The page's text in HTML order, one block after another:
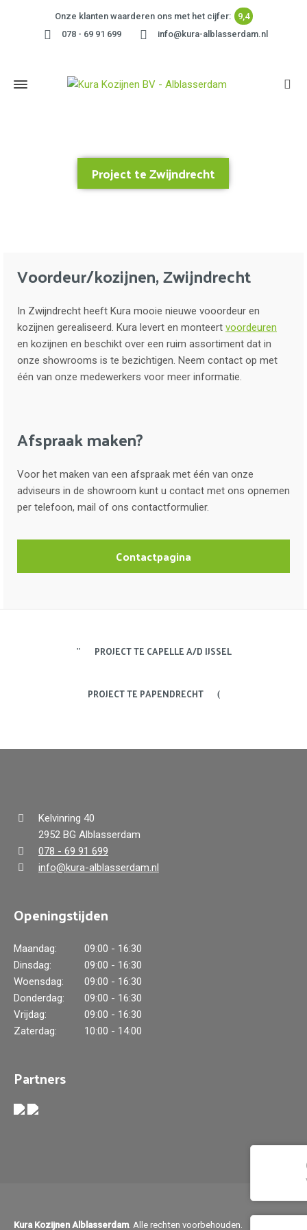
Onze klanten waarderen ons met het cijfer:
9,4
078 - 69 91 699
info@kura-alblasserdam.nl
Project te Zwijndrecht
Voordeur/kozijnen, Zwijndrecht
In Zwijndrecht heeft Kura mooie nieuwe vooordeur en
kozijnen gerealiseerd. Kura levert en monteert voordeuren
en kozijnen en beschikt over een ruim assortiment dat in
onze showrooms is te bezichtigen. Neem contact op met
één van onze medewerkers voor meer informatie.
Afspraak maken?
Voor het maken van een afspraak met één van onze
adviseurs in de showroom kunt u contact met ons opnemen
per telefoon, mail of ons contactformulier.
Contactpagina
PROJECT TE CAPELLE A/D IJSSEL
PROJECT TE PAPENDRECHT
Kelvinring 40
2952 BG Alblasserdam
078 - 69 91 699
info@kura-alblasserdam.nl
Openingstijden
Maandag:
09:00 - 16:30
Dinsdag:
09:00 - 16:30
Woensdag:
09:00 - 16:30
Donderdag:
09:00 - 16:30
Vrijdag:
09:00 - 16:30
Zaterdag:
10:00 - 14:00
Partners
Kura Kozijnen Alblasserdam. Alle rechten voorbehouden.